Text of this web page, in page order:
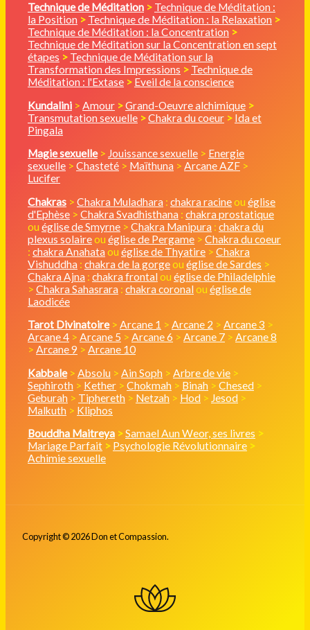
Technique de Méditation > Technique de Méditation :
la Position > Technique de Méditation : la Relaxation >
Technique de Méditation : la Concentration >
Technique de Méditation sur la Concentration en sept
étapes > Technique de Méditation sur la
Transformation des Impressions > Technique de
Méditation : l'Extase > Eveil de la conscience
Kundalini > Amour >Grand-Oeuvre alchimique >
Transmutation sexuelle >Chakra du coeur > Ida et
Pingala
Magie sexuelle> Jouissance sexuelle > Energie
sexuelle > Chasteté > Maïthuna > Arcane AZF >
Lucifer
Chakras > Chakra Muladhara : chakra racineou église
d'Ephèse > Chakra Svadhisthana : chakra prostatique
ou église de Smyrne > Chakra Manipura : chakra du
plexus solaireou église de Pergame > Chakra du coeur
: chakra Anahata ou église de Thyatire > Chakra
Vishuddha : chakra de la gorgeou église de Sardes >
Chakra Ajna : chakra frontalou église de Philadelphie
> Chakra Sahasrara : chakra coronal ou église de
Laodicée
Tarot Divinatoire > Arcane 1 > Arcane 2 > Arcane 3 >
Arcane 4 > Arcane 5 > Arcane 6 > Arcane 7 > Arcane 8
> Arcane 9 > Arcane 10
Kabbale> Absolu > Ain Soph > Arbre de vie >
Sephiroth > Kether > Chokmah > Binah > Chesed >
Geburah > Tiphereth > Netzah > Hod > Jesod >
Malkuth > Kliphos
Bouddha Maitreya >Samael Aun Weor, ses livres >
Mariage Parfait > Psychologie Révolutionnaire >
Achimie sexuelle
Copyright © 2026 Don et Compassion.